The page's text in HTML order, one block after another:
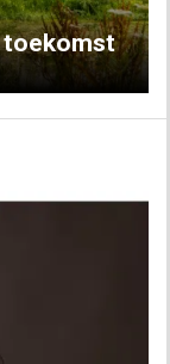
toekomst